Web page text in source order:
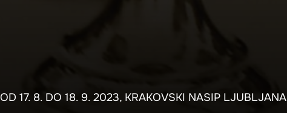
OD 17. 8. DO 18. 9. 2023, KRAKOVSKI NASIP LJUBLJANA